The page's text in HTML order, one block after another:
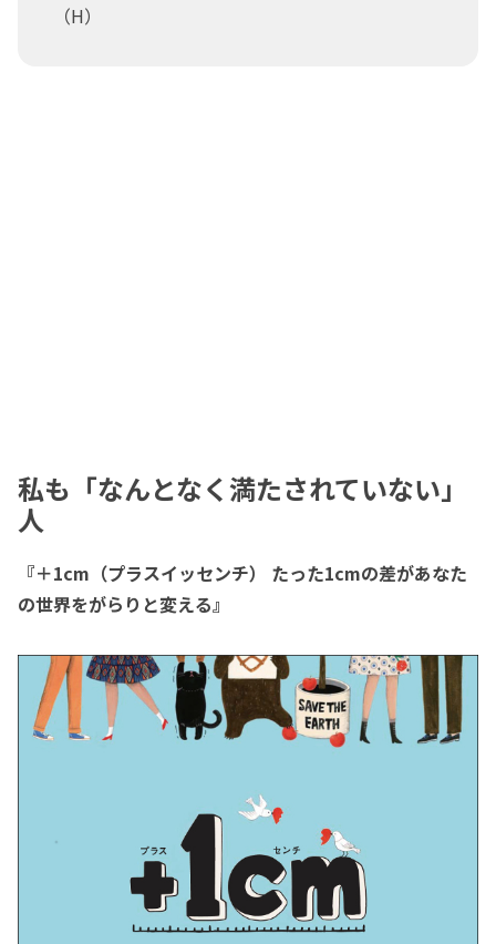
（H）
私も「なんとなく満たされていない」
人
『＋1cm（プラスイッセンチ） たった1cmの差があなた
の世界をがらりと変える』